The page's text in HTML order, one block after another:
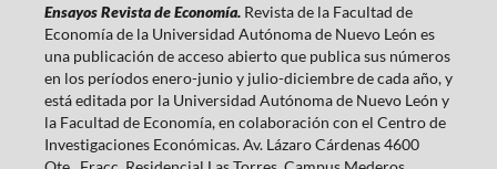
Ensayos Revista de Economía. Revista de la Facultad de
Economía de la Universidad Autónoma de Nuevo León es
una publicación de acceso abierto que publica sus números
en los períodos enero-junio y julio-diciembre de cada año, y
está editada por la Universidad Autónoma de Nuevo León y
la Facultad de Economía, en colaboración con el Centro de
Investigaciones Económicas. Av. Lázaro Cárdenas 4600